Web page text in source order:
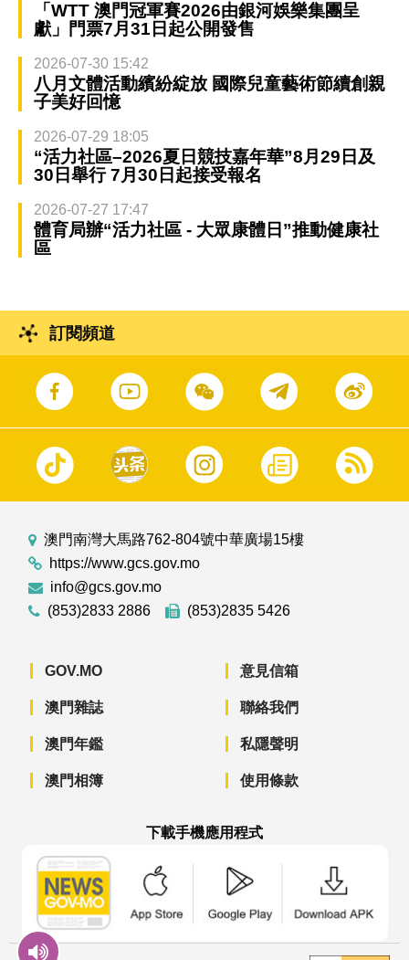
「WTT 澳門冠軍賽2026由銀河娛樂集團呈
獻」門票7月31日起公開發售
2026-07-30 15:42
八月文體活動繽紛綻放 國際兒童藝術節續創親
子美好回憶
2026-07-29 18:05
“活力社區–2026夏日競技嘉年華”8月29日及
30日舉行 7月30日起接受報名
2026-07-27 17:47
體育局辦“活力社區 - 大眾康體日”推動健康社
區
訂閱頻道
澳門南灣大馬路762-804號中華廣場15樓
https://www.gcs.gov.mo
info@gcs.gov.mo
(853)2833 2886
(853)2835 5426
GOV.MO
澳門雜誌
澳門年鑑
澳門相簿
意見信箱
聯絡我們
私隱聲明
使用條款
下載手機應用程式